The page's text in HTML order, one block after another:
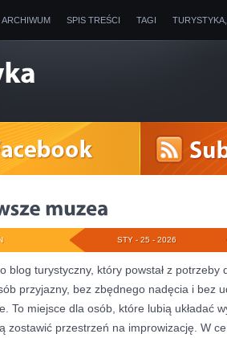
ARCHIWUM SPIS TREŚCI TAGI
STY - 25 - 2026
blog turystyczny, który powstał z potrzeby
przyjazny, bez zbędnego nadęcia i bez
To miejsce dla osób, które lubią układać
zostawić przestrzeń na improwizację. W